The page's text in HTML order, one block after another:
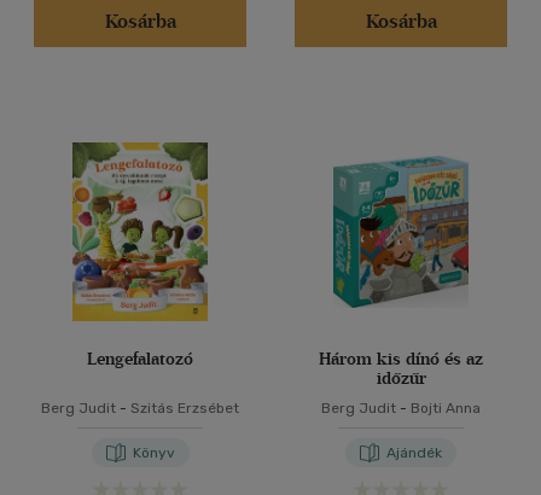
Kosárba
Kosárba
Lengefalatozó
Berg Judit - Szitás Erzsébet
Könyv
Három kis dínó és az
időzűr
Berg Judit - Bojti Anna
Ajándék